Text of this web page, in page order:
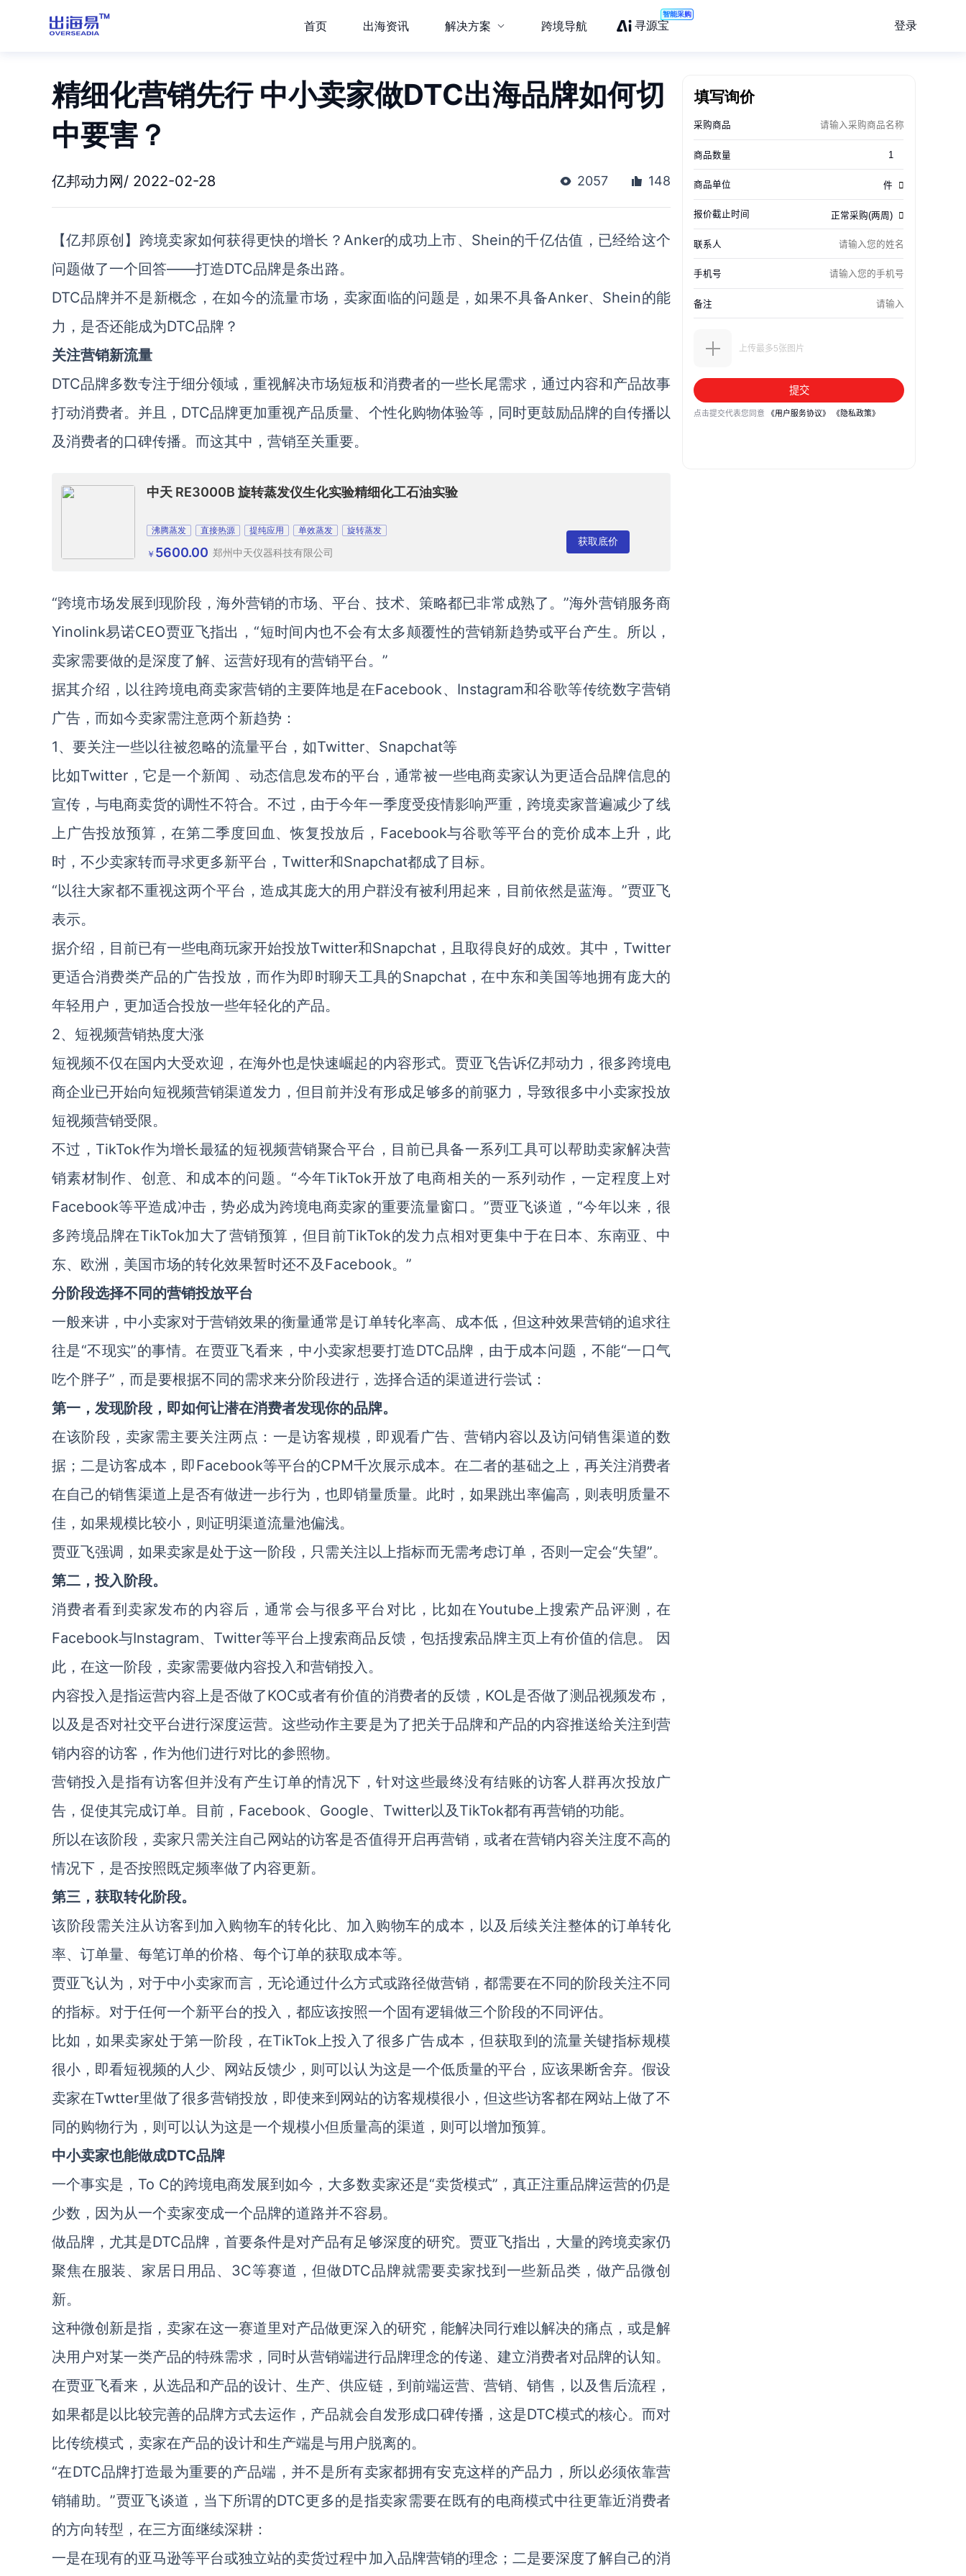
首页 出海资讯 解决方案 跨境导航 寻源宝
智能采购
登录
精细化营销先行 中小卖家做DTC出海品牌如何切
中要害？
亿邦动力网/ 2022-02-28 2057 148
【亿邦原创】 跨境卖家如何获得更快的增长？Anker的成功上市、Shein的千亿估值，已经给这个
问题做了一个回答——打造DTC品牌是条出路。
DTC品牌并不是新概念，在如今的流量市场，卖家面临的问题是，如果不具备Anker、Shein的能
力，是否还能成为DTC品牌？
关注营销新流量
DTC品牌多数专注于细分领域，重视解决市场短板和消费者的一些长尾需求，通过内容和产品故事
打动消费者。并且，DTC品牌更加重视产品质量、个性化购物体验等，同时更鼓励品牌的自传播以
及消费者的口碑传播。而这其中，营销至关重要。
中天 RE3000B 旋转蒸发仪生化实验精细化工石油实验
沸腾蒸发 直接热源 提纯应用 单效蒸发 旋转蒸发
￥ 5600.00 郑州中天仪器科技有限公司
获取底价
“跨境市场发展到现阶段，海外营销的市场、平台、技术、策略都已非常成熟了。”海外营销服务商
Yinolink易诺CEO贾亚飞指出，“短时间内也不会有太多颠覆性的营销新趋势或平台产生。所以，
卖家需要做的是深度了解、运营好现有的营销平台。”
据其介绍，以往跨境电商卖家营销的主要阵地是在Facebook、Instagram和谷歌等传统数字营销
广告，而如今卖家需注意两个新趋势：
1、要关注一些以往被忽略的流量平台，如Twitter、Snapchat等
比如Twitter，它是一个新闻 、动态信息发布的平台，通常被一些电商卖家认为更适合品牌信息的
宣传，与电商卖货的调性不符合。不过，由于今年一季度受疫情影响严重，跨境卖家普遍减少了线
上广告投放预算，在第二季度回血、恢复投放后，Facebook与谷歌等平台的竞价成本上升，此
时，不少卖家转而寻求更多新平台，Twitter和Snapchat都成了目标。
“以往大家都不重视这两个平台，造成其庞大的用户群没有被利用起来，目前依然是蓝海。”贾亚飞
表示。
据介绍，目前已有一些电商玩家开始投放Twitter和Snapchat，且取得良好的成效。其中，Twitter
更适合消费类产品的广告投放，而作为即时聊天工具的Snapchat，在中东和美国等地拥有庞大的
年轻用户，更加适合投放一些年轻化的产品。
2、短视频营销热度大涨
短视频不仅在国内大受欢迎，在海外也是快速崛起的内容形式。贾亚飞告诉亿邦动力，很多跨境电
商企业已开始向短视频营销渠道发力，但目前并没有形成足够多的前驱力，导致很多中小卖家投放
短视频营销受限。
不过，TikTok作为增长最猛的短视频营销聚合平台，目前已具备一系列工具可以帮助卖家解决营
销素材制作、创意、和成本的问题。“今年TikTok开放了电商相关的一系列动作，一定程度上对
Facebook等平造成冲击，势必成为跨境电商卖家的重要流量窗口。”贾亚飞谈道，“今年以来，很
多跨境品牌在TikTok加大了营销预算，但目前TikTok的发力点相对更集中于在日本、东南亚、中
东、欧洲，美国市场的转化效果暂时还不及Facebook。”
分阶段选择不同的营销投放平台
一般来讲，中小卖家对于营销效果的衡量通常是订单转化率高、成本低，但这种效果营销的追求往
往是“不现实”的事情。在贾亚飞看来，中小卖家想要打造DTC品牌，由于成本问题，不能“一口气
吃个胖子”，而是要根据不同的需求来分阶段进行，选择合适的渠道进行尝试：
第一，发现阶段，即如何让潜在消费者发现你的品牌。
在该阶段，卖家需主要关注两点：一是访客规模，即观看广告、营销内容以及访问销售渠道的数
据；二是访客成本，即Facebook等平台的CPM千次展示成本。在二者的基础之上，再关注消费者
在自己的销售渠道上是否有做进一步行为，也即销量质量。此时，如果跳出率偏高，则表明质量不
佳，如果规模比较小，则证明渠道流量池偏浅。
贾亚飞强调，如果卖家是处于这一阶段，只需关注以上指标而无需考虑订单，否则一定会“失望”。
第二，投入阶段。
消费者看到卖家发布的内容后，通常会与很多平台对比，比如在Youtube上搜索产品评测，在
Facebook与Instagram、Twitter等平台上搜索商品反馈，包括搜索品牌主页上有价值的信息。 因
此，在这一阶段，卖家需要做内容投入和营销投入。
内容投入是指运营内容上是否做了KOC或者有价值的消费者的反馈，KOL是否做了测品视频发布，
以及是否对社交平台进行深度运营。这些动作主要是为了把关于品牌和产品的内容推送给关注到营
销内容的访客，作为他们进行对比的参照物。
营销投入是指有访客但并没有产生订单的情况下，针对这些最终没有结账的访客人群再次投放广
告，促使其完成订单。目前，Facebook、Google、Twitter以及TikTok都有再营销的功能。
所以在该阶段，卖家只需关注自己网站的访客是否值得开启再营销，或者在营销内容关注度不高的
情况下，是否按照既定频率做了内容更新。
第三，获取转化阶段。
该阶段需关注从访客到加入购物车的转化比、加入购物车的成本，以及后续关注整体的订单转化
率、订单量、每笔订单的价格、每个订单的获取成本等。
贾亚飞认为，对于中小卖家而言，无论通过什么方式或路径做营销，都需要在不同的阶段关注不同
的指标。对于任何一个新平台的投入，都应该按照一个固有逻辑做三个阶段的不同评估。
比如，如果卖家处于第一阶段，在TikTok上投入了很多广告成本，但获取到的流量关键指标规模
很小，即看短视频的人少、网站反馈少，则可以认为这是一个低质量的平台，应该果断舍弃。假设
卖家在Twtter里做了很多营销投放，即使来到网站的访客规模很小，但这些访客都在网站上做了不
同的购物行为，则可以认为这是一个规模小但质量高的渠道，则可以增加预算。
中小卖家也能做成DTC品牌
一个事实是，To C的跨境电商发展到如今，大多数卖家还是“卖货模式”，真正注重品牌运营的仍是
少数，因为从一个卖家变成一个品牌的道路并不容易。
做品牌，尤其是DTC品牌，首要条件是对产品有足够深度的研究。贾亚飞指出，大量的跨境卖家仍
聚焦在服装、家居日用品、3C等赛道，但做DTC品牌就需要卖家找到一些新品类，做产品微创
新。
这种微创新是指，卖家在这一赛道里对产品做更深入的研究，能解决同行难以解决的痛点，或是解
决用户对某一类产品的特殊需求，同时从营销端进行品牌理念的传递、建立消费者对品牌的认知。
在贾亚飞看来，从选品和产品的设计、生产、供应链，到前端运营、营销、销售，以及售后流程，
如果都是以比较完善的品牌方式去运作，产品就会自发形成口碑传播，这是DTC模式的核心。而对
比传统模式，卖家在产品的设计和生产端是与用户脱离的。
“在DTC品牌打造最为重要的产品端，并不是所有卖家都拥有安克这样的产品力，所以必须依靠营
销辅助。”贾亚飞谈道，当下所谓的DTC更多的是指卖家需要在既有的电商模式中往更靠近消费者
的方向转型，在三方面继续深耕：
一是在现有的亚马逊等平台或独立站的卖货过程中加入品牌营销的理念；二是要深度了解自己的消
填写询价